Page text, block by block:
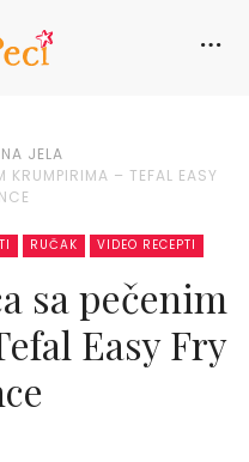
JELA
KRUMPIRIMA – TEFAL EASY
RUČAK VIDEO RECEPTI
sa pečenim
Easy Fry